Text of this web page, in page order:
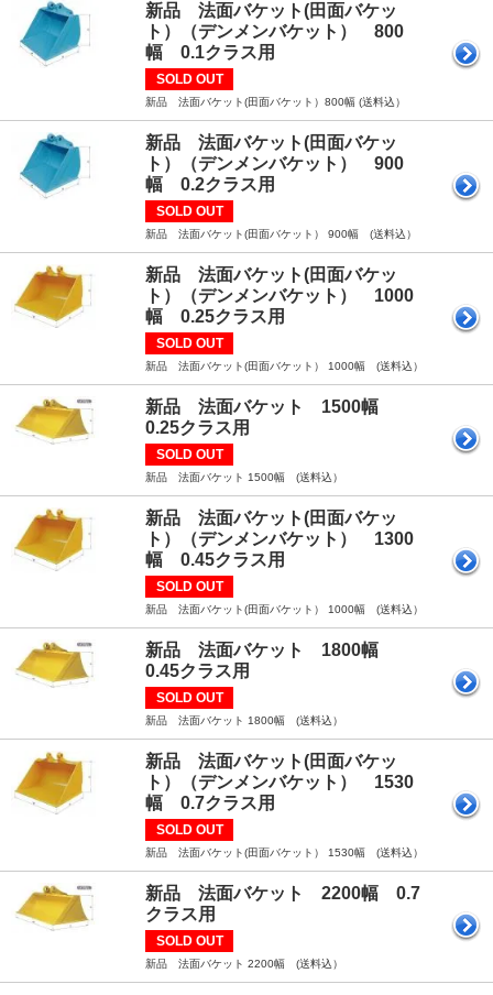
新品 法面バケット(田面バケッ
ト）（デンメンバケット） 800
幅 0.1クラス用
SOLD OUT
新品 法面バケット(田面バケット）800幅 (送料込）
新品 法面バケット(田面バケッ
ト）（デンメンバケット） 900
幅 0.2クラス用
SOLD OUT
新品 法面バケット(田面バケット） 900幅 (送料込）
新品 法面バケット(田面バケッ
ト）（デンメンバケット） 1000
幅 0.25クラス用
SOLD OUT
新品 法面バケット(田面バケット） 1000幅 (送料込）
新品 法面バケット 1500幅
0.25クラス用
SOLD OUT
新品 法面バケット 1500幅 (送料込）
新品 法面バケット(田面バケッ
ト）（デンメンバケット） 1300
幅 0.45クラス用
SOLD OUT
新品 法面バケット(田面バケット） 1000幅 (送料込）
新品 法面バケット 1800幅
0.45クラス用
SOLD OUT
新品 法面バケット 1800幅 (送料込）
新品 法面バケット(田面バケッ
ト）（デンメンバケット） 1530
幅 0.7クラス用
SOLD OUT
新品 法面バケット(田面バケット） 1530幅 (送料込）
新品 法面バケット 2200幅 0.7
クラス用
SOLD OUT
新品 法面バケット 2200幅 (送料込）